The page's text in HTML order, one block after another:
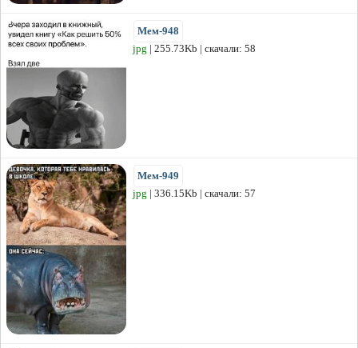
Мем-948
jpg | 255.73Kb | скачали: 58
Мем-949
jpg | 336.15Kb | скачали: 57